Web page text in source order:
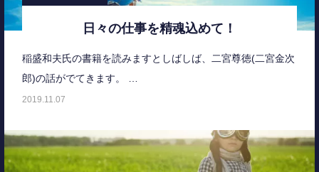
日々の仕事を精魂込めて！
稲盛和夫氏の書籍を読みますとしばしば、二宮尊徳(二宮金次
郎)の話がでてきます。 …
2019.11.07